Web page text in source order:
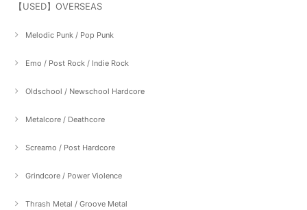
【USED】OVERSEAS
Melodic Punk / Pop Punk
Emo / Post Rock / Indie Rock
Oldschool / Newschool Hardcore
Metalcore / Deathcore
Screamo / Post Hardcore
Grindcore / Power Violence
Thrash Metal / Groove Metal